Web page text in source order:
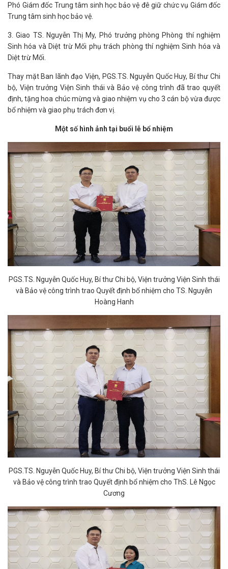
Phó Giám đốc Trung tâm sinh học bảo vệ đê giữ chức vụ Giám đốc
Trung tâm sinh học bảo vệ.
3. Giao TS. Nguyễn Thị My, Phó trưởng phòng Phòng thí nghiệm
Sinh hóa và Diệt trừ Mối phụ trách phòng thí nghiệm Sinh hóa và
Diệt trừ Mối.
Thay mặt Ban lãnh đạo Viện, PGS.TS. Nguyễn Quốc Huy, Bí thư Chi
bộ, Viện trưởng Viện Sinh thái và Bảo vệ công trình đã trao quyết
định, tặng hoa chúc mừng và giao nhiệm vụ cho 3 cán bộ vừa được
bổ nhiệm và giao phụ trách đơn vị.
Một số hình ảnh tại buổi lễ bổ nhiệm
PGS.TS. Nguyễn Quốc Huy, Bí thư Chi bộ, Viện trưởng Viện Sinh thái
và Bảo vệ công trình trao Quyết định bổ nhiệm cho TS. Nguyễn
Hoàng Hanh
PGS.TS. Nguyễn Quốc Huy, Bí thư Chi bộ, Viện trưởng Viện Sinh thái
và Bảo vệ công trình trao Quyết định bổ nhiệm cho ThS. Lê Ngọc
Cương